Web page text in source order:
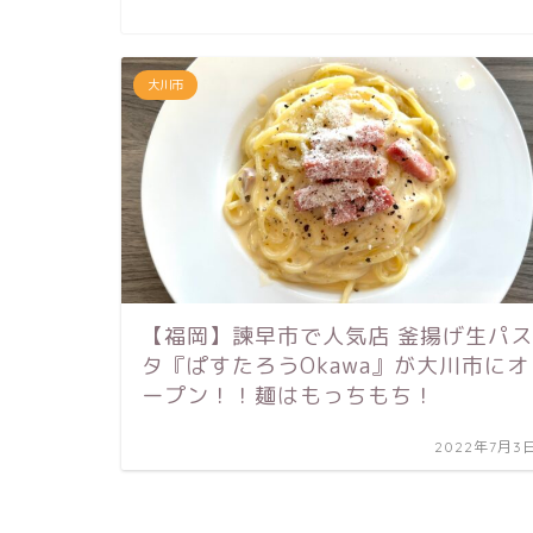
大川市
【福岡】諫早市で人気店 釜揚げ生パス
タ『ぱすたろうOkawa』が大川市にオ
ープン！！麺はもっちもち！
2022年7月3